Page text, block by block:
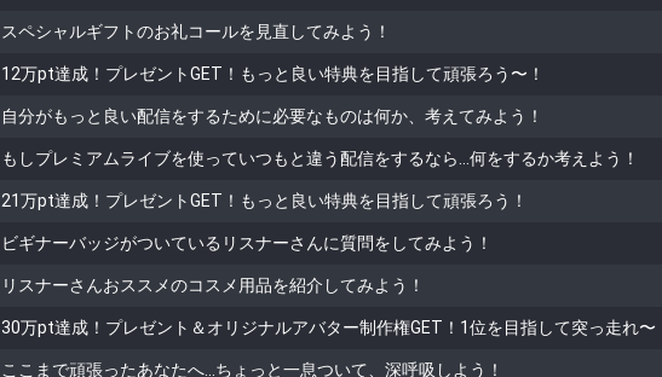
スペシャルギフトのお礼コールを見直してみよう！
12万pt達成！プレゼントGET！もっと良い特典を目指して頑張ろう〜！
自分がもっと良い配信をするために必要なものは何か、考えてみよう！
もしプレミアムライブを使っていつもと違う配信をするなら…何をするか考えよう！
21万pt達成！プレゼントGET！もっと良い特典を目指して頑張ろう！
ビギナーバッジがついているリスナーさんに質問をしてみよう！
リスナーさんおススメのコスメ用品を紹介してみよう！
30万pt達成！プレゼント＆オリジナルアバター制作権GET！1位を目指して突っ走れ〜
ここまで頑張ったあなたへ…ちょっと一息ついて、深呼吸しよう！